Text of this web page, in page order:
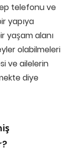
telefonu ve
yapıya
yaşam alanı
olabilmeleri
ve ailelerin
diye